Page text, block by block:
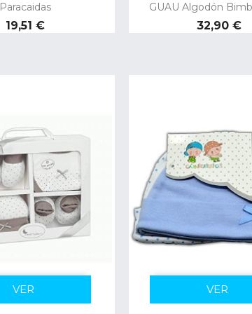
Paracaidas
Precio
19,51 €
GUAU Algodón
Precio
32,90 €
VER VER